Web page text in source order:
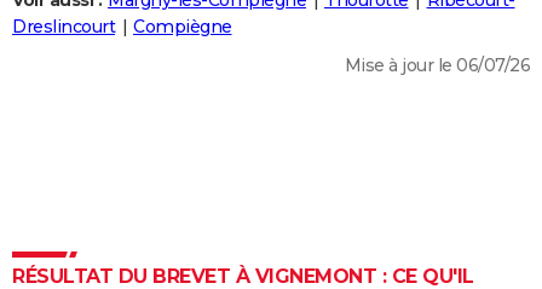
Destinations
City break
Voyage nature
Voyage de noces
Forum
Climat
+
PHOTO
Dictionnaire
Biographies
Citations
Expressions
Proverbes
PROGRAMME TV
Dreslincourt
Compiègne
Mise à jour le 06/07/26
RÉSULTAT DU BREVET À VIGNEMONT : CE QU'IL